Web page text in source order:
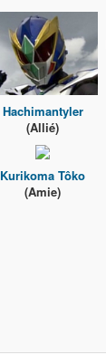
Hachimantyler
(Allié)
Kurikoma Tôko
(Amie)